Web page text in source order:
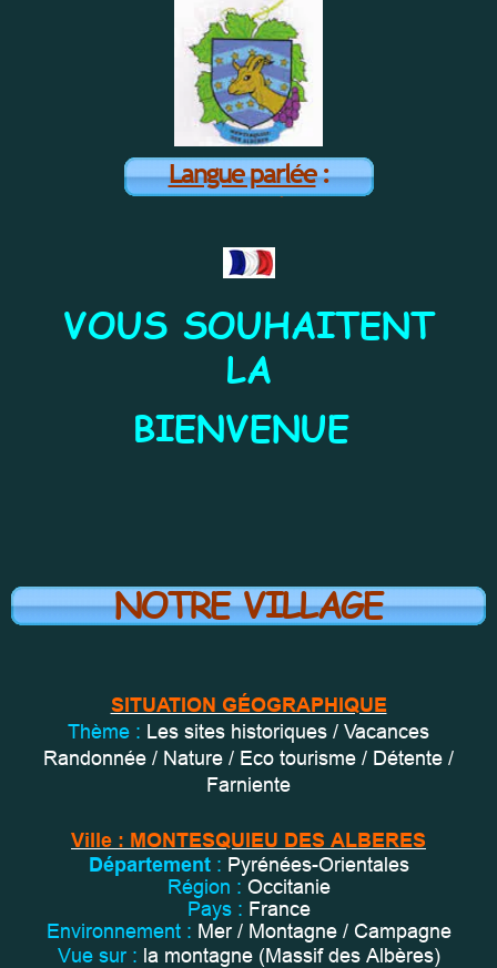
Langue parlée:
Français
VOUS SOUHAITENT
LA
BIENVENUE
NOTRE VILLAGE
SITUATION GÉOGRAPHIQUE
Thème : Les sites historiques / Vacances
Randonnée / Nature / Eco tourisme / Détente /
Farniente
Ville : MONTESQUIEU DES ALBERES
Département : Pyrénées-Orientales
Région : Occitanie
Pays: France
Environnement: Mer / Montagne / Campagne
Vue sur : la montagne (Massif des Albères)